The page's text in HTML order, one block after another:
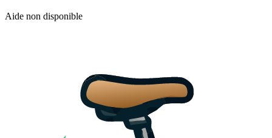
Aide non disponible